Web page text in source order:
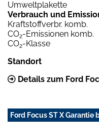
Umweltplakette
Verbrauch und
Kraftstoffverbr. komb.
CO2-Emissionen komb.
CO2-Klasse
Standort
Details zum Ford
Ford Focus ST X